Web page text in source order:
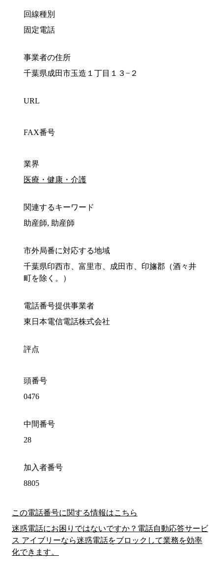
回線種別
固定電話
事業者の住所
千葉県成田市玉造１丁目１３−２
URL
FAX番号
業界
医療・健康・介護
関連するキーワード
助産師, 助産師
市外局番に対応する地域
千葉県印西市、富里市、成田市、印旛郡（酒々井
町を除く。）
電話番号提供事業者
東日本電信電話株式会社
評点
頭番号
0476
中間番号
28
加入者番号
8805
この電話番号に関する情報はこちら
迷惑電話にお困りではないですか？電話自動応答サービ
ス アイブリーなら迷惑電話をブロックして業務を効率
化できます。